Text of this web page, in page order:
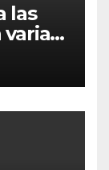
las